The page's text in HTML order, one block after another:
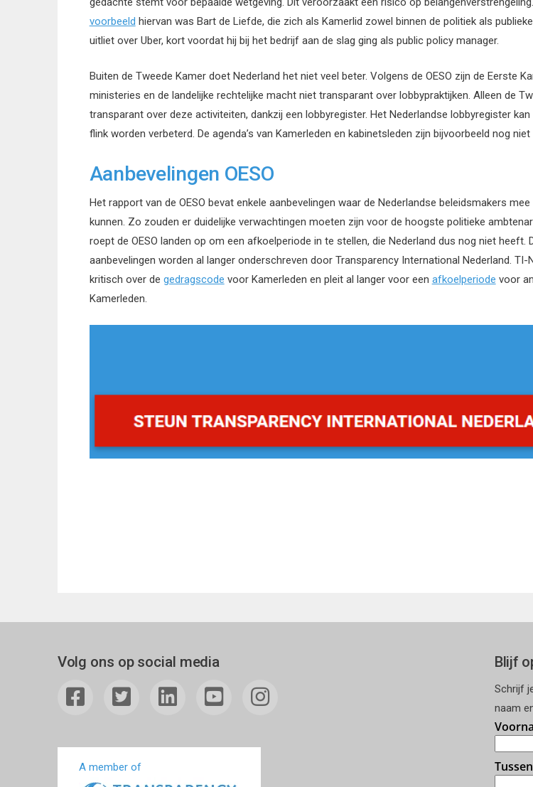
voorbeeld hiervan was Bart de Liefde, die zich als Kamerlid zowel binnen de politiek als
uitliet over Uber, kort voordat hij bij het bedrijf aan de slag ging als public policy manager.
Buiten de Tweede Kamer doet Nederland het niet veel beter. Volgens de OESO zijn de Eerste
ministeries en de landelijke rechtelijke macht niet transparant over lobbypraktijken. Alleen de
transparant over deze activiteiten, dankzij een lobbyregister. Het Nederlandse lobbyregister
flink worden verbeterd. De agenda’s van Kamerleden en kabinetsleden zijn bijvoorbeeld nog niet
Aanbevelingen OESO
Het rapport van de OESO bevat enkele aanbevelingen waar de Nederlandse beleidsmakers mee
kunnen. Zo zouden er duidelijke verwachtingen moeten zijn voor de hoogste politieke
roept de OESO landen op om een afkoelperiode in te stellen, die Nederland dus nog niet heeft.
aanbevelingen worden al langer onderschreven door Transparency International Nederland. TI-
kritisch over de gedragscode voor Kamerleden en pleit al langer voor een afkoelperiode voor
Kamerleden.
Volg ons op social media
A member of
Blijf
Schrijf
naam